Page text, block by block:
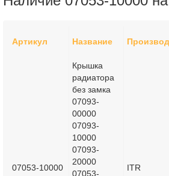
Артикул Название
07053-10000
Крышка
радиатора
без замка
07093-
00000
07093-
10000
07093-
20000
07053-
ITR